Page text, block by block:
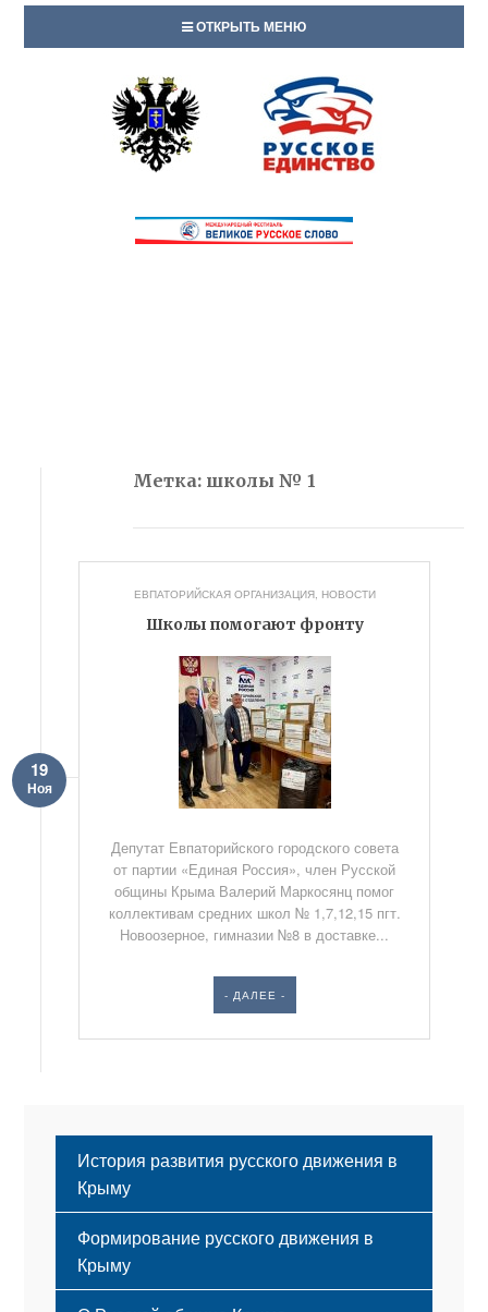
ОТКРЫТЬ МЕНЮ
Метка: школы № 1
ЕВПАТОРИЙСКАЯ ОРГАНИЗАЦИЯ, НОВОСТИ
Школы помогают фронту
19
Ноя
Депутат Евпаторийского городского совета
от партии «Единая Россия», член Русской
общины Крыма Валерий Маркосянц помог
коллективам средних школ № 1,7,12,15 пгт.
Новоозерное, гимназии №8 в доставке...
- ДАЛЕЕ -
История развития русского движения в
Крыму
Формирование русского движения в
Крыму
Русский Крым